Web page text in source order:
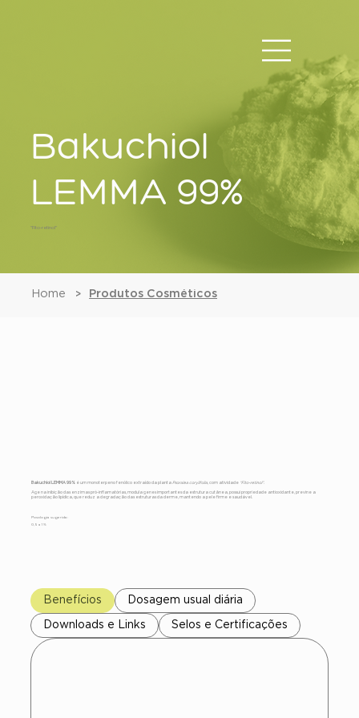
Bakuchiol
LEMMA 99%
"Fito-retinol"
Home > Produtos Cosméticos
Bakuchiol LEMMA 99%é um monoterpeno fenólico extraído da planta Psoralea corylifolia, com atividade“Fito-retinol”.
Age na inibição das enzimas pró-inflamatórias, modula genes importantes da estrutura cutânea, possui propriedade antioxidante, previne a
peroxidação lipídica, que reduz a degradação das estruturas da derme, mantendo a pele firme e saudável.
Posologia sugerida:
0,5 a 1 %
Benefícios Dosagem usual diária
Downloads e Links Selos e Certificações